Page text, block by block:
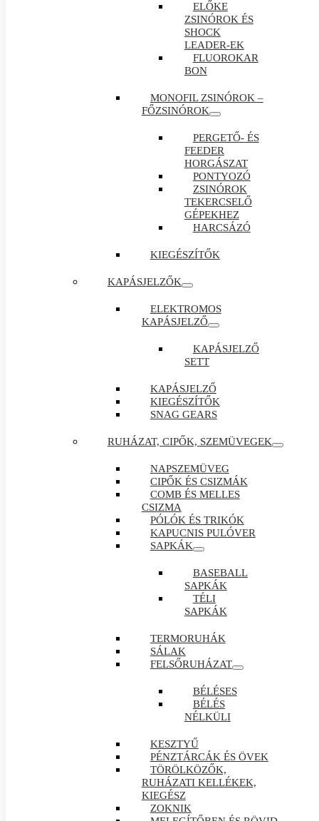
ELŐKE
ZSINÓROK ÉS
SHOCK
LEADER-EK
FLUOROKAR
BON
MONOFIL ZSINÓROK –
FŐZSINÓROK
PERGETŐ- ÉS
FEEDER
HORGÁSZAT
PONTYOZÓ
ZSINÓROK
TEKERCSELŐ
GÉPEKHEZ
HARCSÁZÓ
KIEGÉSZÍTŐK
KAPÁSJELZŐK
ELEKTROMOS
KAPÁSJELZŐ
KAPÁSJELZŐ
SETT
KAPÁSJELZŐ
KIEGÉSZÍTŐK
SNAG GEARS
RUHÁZAT, CIPŐK, SZEMÜVEGEK
NAPSZEMÜVEG
CIPŐK ÉS CSIZMÁK
COMB ÉS MELLES
CSIZMA
PÓLÓK ÉS TRIKÓK
KAPUCNIS PULÓVER
SAPKÁK
BASEBALL
SAPKÁK
TÉLI
SAPKÁK
TERMORUHÁK
SÁLAK
FELSŐRUHÁZAT
BÉLÉSES
BÉLÉS
NÉLKÜLI
KESZTYŰ
PÉNZTÁRCÁK ÉS ÖVEK
TÖRÖLKÖZŐK,
RUHÁZATI KELLÉKEK,
KIEGÉSZ
ZOKNIK